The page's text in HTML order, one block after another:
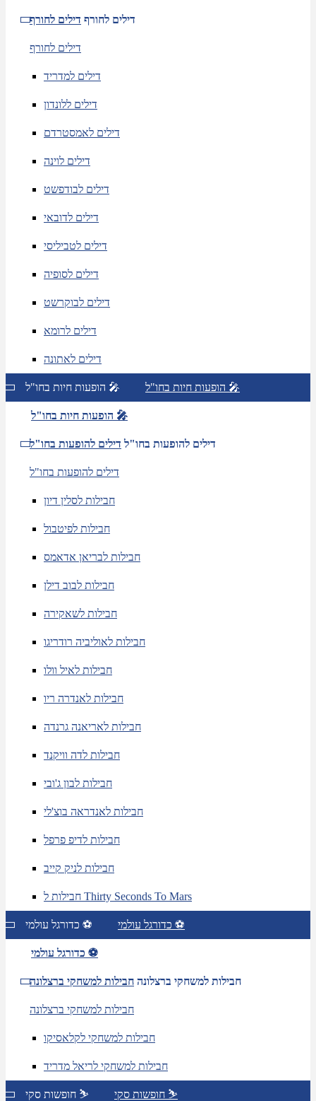
דילים לחורף דילים לחורף
דילים לחורף
דילים למדריד
דילים ללונדון
דילים לאמסטרדם
דילים לוינה
דילים לבודפשט
דילים לדובאי
דילים לטביליסי
דילים לסופיה
דילים לבוקרשט
דילים לרומא
דילים לאתונה
הופעות חיות בחו"ל 🎤 הופעות חיות בחו"ל 🎤
הופעות חיות בחו"ל 🎤
דילים להופעות בחו"ל דילים להופעות בחו"ל
דילים להופעות בחו"ל
חבילות לסלין דיון
חבילות לפיטבול
חבילות לבריאן אדאמס
חבילות לבוב דילן
חבילות לשאקירה
חבילות לאוליביה רודריגו
חבילות לאיל וולו
חבילות לאנדרה ריו
חבילות לאריאנה גרנדה
חבילות לדה וויקנד
חבילות לבון ג'ובי
חבילות לאנדראה בוצ'לי
חבילות לדיפ פרפל
חבילות לניק קייב
חבילות ל Thirty Seconds To Mars
כדורגל עולמי ⚽ כדורגל עולמי ⚽
כדורגל עולמי ⚽
חבילות למשחקי ברצלונה חבילות למשחקי ברצלונה
חבילות למשחקי ברצלונה
חבילות למשחקי לקלאסיקו
חבילות למשחקי לריאל מדריד
חופשות סקי ⛷️ חופשות סקי ⛷️